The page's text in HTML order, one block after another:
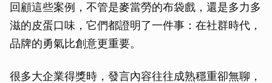
回顧這些案例，不管是麥當勞的布袋戲，還是多力多
滋的皮蛋口味，它們都證明了一件事：在社群時代，
品牌的勇氣比創意更重要。
很多大企業得獎時，發言內容往往成熟穩重卻無聊，